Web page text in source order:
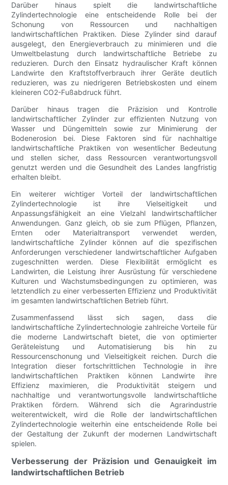
Darüber hinaus spielt die landwirtschaftliche
Zylindertechnologie eine entscheidende Rolle bei der
Schonung von Ressourcen und nachhaltigen
landwirtschaftlichen Praktiken. Diese Zylinder sind darauf
ausgelegt, den Energieverbrauch zu minimieren und die
Umweltbelastung durch landwirtschaftliche Betriebe zu
reduzieren. Durch den Einsatz hydraulischer Kraft können
Landwirte den Kraftstoffverbrauch ihrer Geräte deutlich
reduzieren, was zu niedrigeren Betriebskosten und einem
kleineren CO2-Fußabdruck führt.
Darüber hinaus tragen die Präzision und Kontrolle
landwirtschaftlicher Zylinder zur effizienten Nutzung von
Wasser und Düngemitteln sowie zur Minimierung der
Bodenerosion bei. Diese Faktoren sind für nachhaltige
landwirtschaftliche Praktiken von wesentlicher Bedeutung
und stellen sicher, dass Ressourcen verantwortungsvoll
genutzt werden und die Gesundheit des Landes langfristig
erhalten bleibt.
Ein weiterer wichtiger Vorteil der landwirtschaftlichen
Zylindertechnologie ist ihre Vielseitigkeit und
Anpassungsfähigkeit an eine Vielzahl landwirtschaftlicher
Anwendungen. Ganz gleich, ob sie zum Pflügen, Pflanzen,
Ernten oder Materialtransport verwendet werden,
landwirtschaftliche Zylinder können auf die spezifischen
Anforderungen verschiedener landwirtschaftlicher Aufgaben
zugeschnitten werden. Diese Flexibilität ermöglicht es
Landwirten, die Leistung ihrer Ausrüstung für verschiedene
Kulturen und Wachstumsbedingungen zu optimieren, was
letztendlich zu einer verbesserten Effizienz und Produktivität
im gesamten landwirtschaftlichen Betrieb führt.
Zusammenfassend lässt sich sagen, dass die
landwirtschaftliche Zylindertechnologie zahlreiche Vorteile für
die moderne Landwirtschaft bietet, die von optimierter
Geräteleistung und Automatisierung bis hin zu
Ressourcenschonung und Vielseitigkeit reichen. Durch die
Integration dieser fortschrittlichen Technologie in ihre
landwirtschaftlichen Praktiken können Landwirte ihre
Effizienz maximieren, die Produktivität steigern und
nachhaltige und verantwortungsvolle landwirtschaftliche
Praktiken fördern. Während sich die Agrarindustrie
weiterentwickelt, wird die Rolle der landwirtschaftlichen
Zylindertechnologie weiterhin eine entscheidende Rolle bei
der Gestaltung der Zukunft der modernen Landwirtschaft
spielen.
Verbesserung der Präzision und Genauigkeit im
landwirtschaftlichen Betrieb